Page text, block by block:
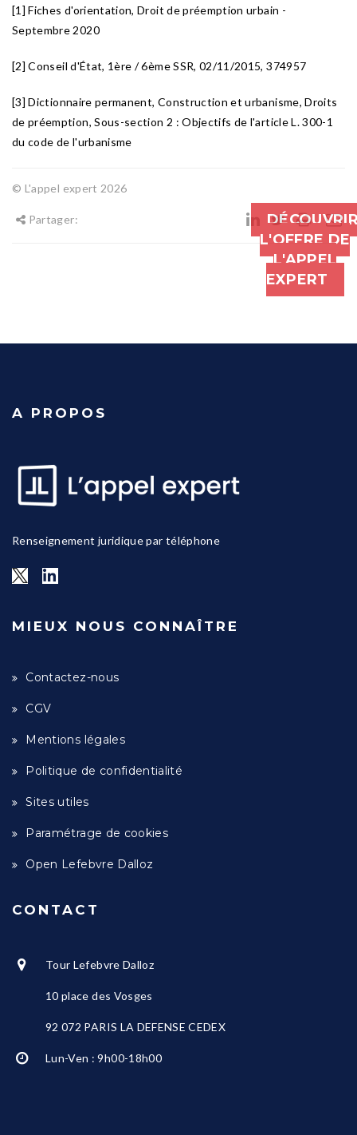
[1] Fiches d'orientation, Droit de préemption urbain -
Septembre 2020
[2] Conseil d'État, 1ère / 6ème SSR, 02/11/2015, 374957
[3] Dictionnaire permanent, Construction et urbanisme, Droits
de préemption, Sous-section 2 : Objectifs de l'article L. 300-1
du code de l'urbanisme
© L'appel expert 2026
Partager:
L'OFFRE DE
L'APPEL
EXPERT
A PROPOS
Renseignement juridique par téléphone
MIEUX NOUS CONNAÎTRE
Contactez-nous
CGV
Mentions légales
Politique de confidentialité
Sites utiles
Paramétrage de cookies
Open Lefebvre Dalloz
CONTACT
Tour Lefebvre Dalloz
10 place des Vosges
92 072 PARIS LA DEFENSE CEDEX
Lun-Ven : 9h00-18h00